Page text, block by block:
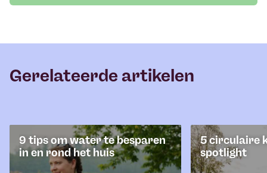
Gerelateerde artikelen
9 tips om water te besparen
in en rond het huis
5 circulaire
spotlight